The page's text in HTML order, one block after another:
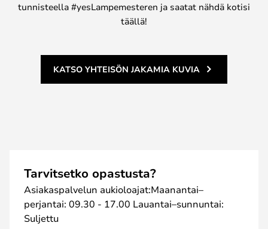
tunnisteella #yesLampemesteren ja saatat nähdä kotisi
täällä!
KATSO YHTEISÖN JAKAMIA KUVIA
Tarvitsetko opastusta?
Asiakaspalvelun aukioloajat:Maanantai–
perjantai: 09.30 - 17.00 Lauantai–sunnuntai:
Suljettu